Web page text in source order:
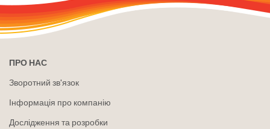
ПРО НАС
Зворотний зв'язок
Інформація про компанію
Дослідження та розробки